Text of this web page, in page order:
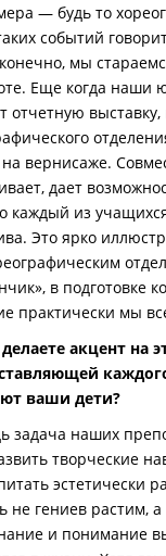
— будь то
событий
мы
Еще когда наши
отчетную
вернисаже.
дает
каждый из
Это ярко
в подготовке
практически мы
акцент на
ваши дети?
задача наших
творческие
эстетически
гениев растим, а
и понимание